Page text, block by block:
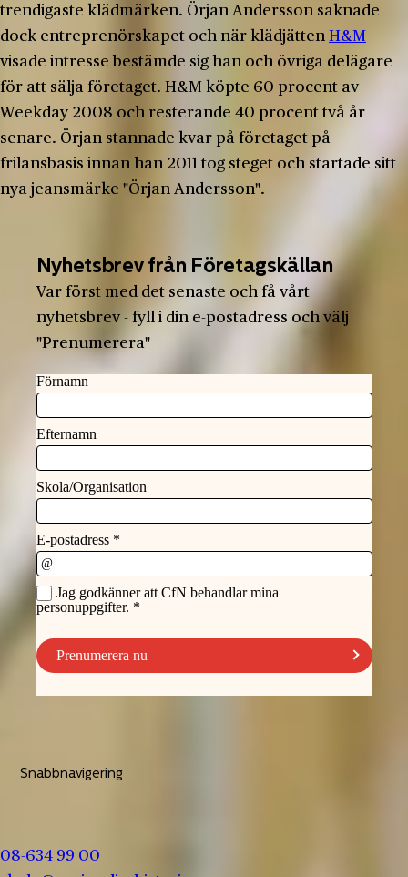
trendigaste klädmärken. Örjan Andersson saknade
dock entreprenörskapet och när klädjätten H&M
visade intresse bestämde sig han och övriga delägare
för att sälja företaget. H&M köpte 60 procent av
Weekday 2008 och resterande 40 procent två år
senare. Örjan stannade kvar på företaget på
frilansbasis innan han 2011 tog steget och startade sitt
nya jeansmärke "Örjan Andersson".
Nyhetsbrev från Företagskällan
Var först med det senaste och få vårt
nyhetsbrev - fyll i din e-postadress och välj
"Prenumerera"
Snabbnavigering
08-634 99 00